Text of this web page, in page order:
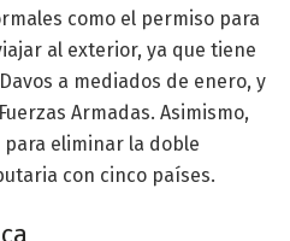
como el permiso para
al exterior, ya que tiene
a mediados de enero, y
Armadas. Asimismo,
eliminar la doble
con cinco países.